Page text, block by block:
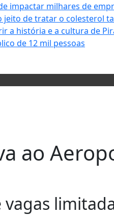
impactar milhares de
jeito de tratar o colesterol
a história e a cultura de
de 12 mil pessoas
ao
vagas